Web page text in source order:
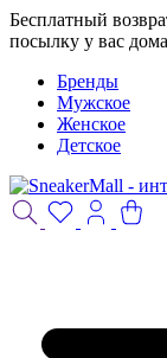
Бесплатный
посылку у вас дома
Бренды
Мужское
Женское
Детское